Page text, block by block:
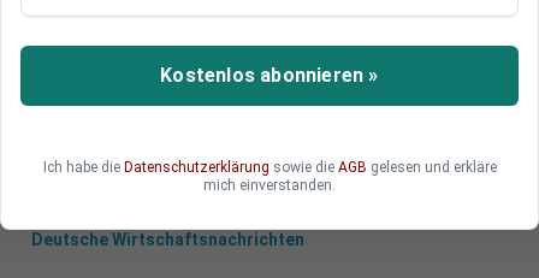
Ungarn wird neue Sanktionen der EU gegen
Russland nicht mittragen. Zudem hat Budapest
die ukrainische Botschafterin einbestellt. Die
Deutsche Wirtschaftsnachrichten
Kostenlos abonnieren »
Ich habe die Datenschutzerklärung sowie die AGB gelesen und erkläre
mich einverstanden.